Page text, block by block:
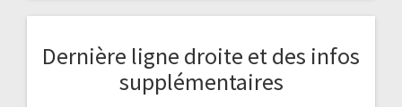
Dernière ligne droite et des infos
supplémentaires